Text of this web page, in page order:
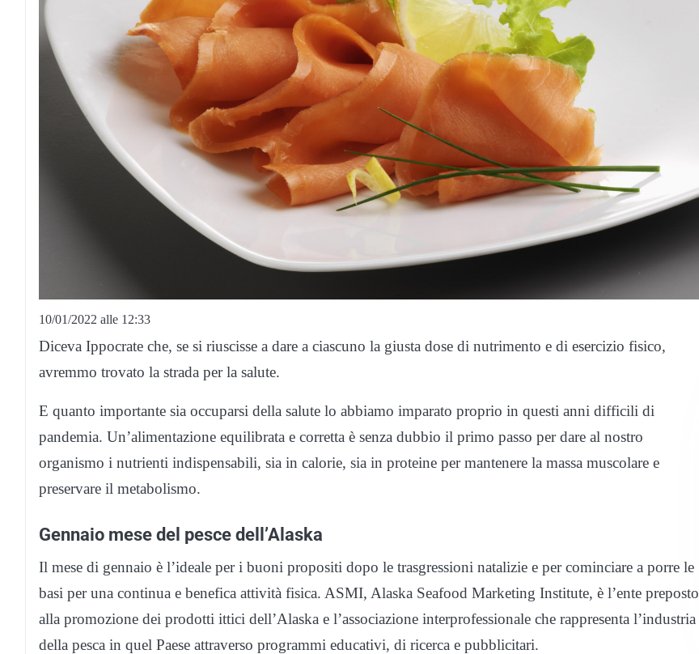
10/01/2022 alle 12:33
Diceva Ippocrate che, se si riuscisse a dare a ciascuno la giusta dose di nutrimento e di esercizio fisico,
avremmo trovato la strada per la salute.
E quanto importante sia occuparsi della salute lo abbiamo imparato proprio in questi anni difficili di
pandemia. Un’alimentazione equilibrata e corretta è senza dubbio il primo passo per dare al nostro
organismo i nutrienti indispensabili, sia in calorie, sia in proteine per mantenere la massa muscolare e
preservare il metabolismo.
Gennaio mese del pesce dell’Alaska
Il mese di gennaio è l’ideale per i buoni propositi dopo le trasgressioni natalizie e per cominciare a porre le
basi per una continua e benefica attività fisica. ASMI, Alaska Seafood Marketing Institute, è l’ente preposto
alla promozione dei prodotti ittici dell’Alaska e l’associazione interprofessionale che rappresenta l’industria
della pesca in quel Paese attraverso programmi educativi, di ricerca e pubblicitari.